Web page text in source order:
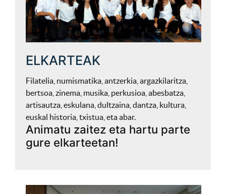
ELKARTEAK
Filatelia, numismatika, antzerkia, argazkilaritza,
bertsoa, zinema, musika, perkusioa, abesbatza,
artisautza, eskulana, dultzaina, dantza, kultura,
euskal historia, txistua, eta abar.
Animatu zaitez eta hartu parte
gure elkarteetan!